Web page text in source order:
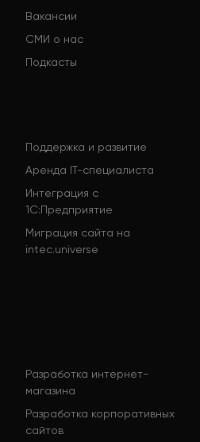
Вакансии
СМИ о нас
Подкасты
Поддержка и развитие
Аренда IT-специалиста
Интеграция с
1С:Предприятие
Миграция сайта на
intec.universe
Разработка интернет-
магазина
Разработка корпоративных
сайтов